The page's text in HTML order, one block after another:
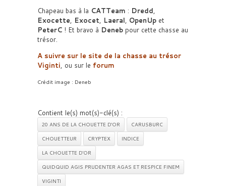
Chapeau bas à la CATTeam : Dredd,
Exocette, Exocet, Laeral, OpenUp et
PeterC ! Et bravo à Deneb pour cette chasse au
trésor.
A suivre sur le site de la chasse au trésor
Viginti, ou sur le forum
Crédit image : Deneb
Contient le(s) mot(s)-clé(s) :
20 ANS DE LA CHOUETTE D'OR
CARUSBURC
CHOUETTEUR
CRYPTEX
INDICE
LA CHOUETTE D'OR
QUIDQUID AGIS PRUDENTER AGAS ET RESPICE FINEM
VIGINTI